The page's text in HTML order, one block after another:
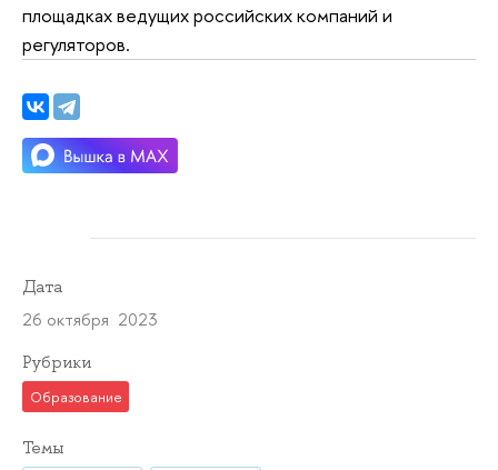
площадках ведущих российских компаний и
регуляторов.
Дата
26 октября 2023
Рубрики
Образование
Темы